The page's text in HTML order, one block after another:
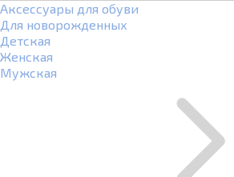
Аксессуары для обуви
Для новорожденных
Детская
Женская
Мужская